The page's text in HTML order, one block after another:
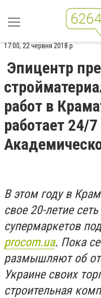
17:00, 22 червня 2018 р.
Эпицентр
работ в
работает 24/
В этом году в
свое 20-летие
супермаркетов
procom.ua. Пока
размышляют об
Украине своих
строительная